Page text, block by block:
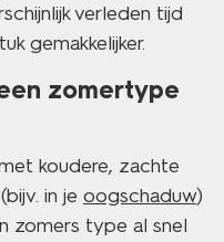
verleden tijd
gemakkelijker.
zomertype
koudere, zachte
in je oogschaduw)
zomers type al snel